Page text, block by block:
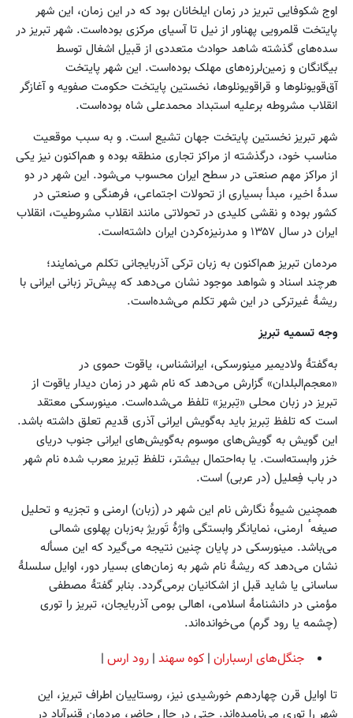
اوج شکوفایی تبریز در زمان ایلخانان بود که در این زمان، این شهر
پایتخت قلمرویی پهناور از نیل تا آسیای مرکزی بوده‌است. شهر تبریز در
سده‌های گذشته شاهد حوادث متعددی از قبیل اشغال توسط
بیگانگان و زمین‌لرزه‌های مهلک بوده‌است. این شهر پایتخت
آق‌قویونلوها و قراقویونلوها، نخستین پایتخت حکومت صفویه و آغازگر
انقلاب مشروطه برعلیه استبداد محمدعلی شاه بوده‌است.
شهر تبریز نخستین پایتخت جهان تشیع است. و به سبب موقعیت
مناسب خود، درگذشته از مراکز تجاری منطقه بوده و هم‌اکنون نیز یکی
از مراکز مهم صنعتی در سطح ایران محسوب می‌شود. این شهر در دو
سدهٔ اخیر، مبدأ بسیاری از تحولات اجتماعی، فرهنگی و صنعتی در
کشور بوده و نقشی کلیدی در تحولاتی مانند انقلاب مشروطیت، انقلاب
ایران در سال ۱۳۵۷ و مدرنیزه‌کردن ایران داشته‌است.
مردمان تبریز هم‌اکنون به زبان ترکی آذربایجانی تکلم می‌نمایند؛
هرچند اسناد و شواهد موجود نشان می‌دهد که پیش‌تر زبانی ایرانی با
ریشهٔ غیرترکی در این شهر تکلم می‌شده‌است.
وجه تسمیه تبریز
به‌گفتهٔ ولادیمیر مینورسکی، ایرانشناس، یاقوت حموی در
«معجم‌البلدان» گزارش می‌دهد که نام شهر در زمان دیدار یاقوت از
تبریز در زبان محلی «تِبریز» تلفظ می‌شده‌است. مینورسکی معتقد
است که تلفظ تِبریز باید به‌گویش ایرانی آذری قدیم تعلق داشته باشد.
این گویش به گویش‌های موسوم به‌گویش‌های ایرانی جنوب دریای
خزر وابسته‌است. یا به‌احتمال بیشتر، تلفظ تِبریز معرب شده نام شهر
در باب فِعلیل (در عربی) است.
همچنین شیوهٔ نگارش نام این شهر در (زبان) ارمنی و تجزیه و تحلیل
صیغه ٔ ارمنی، نمایانگر وابستگی واژهٔ تَوریژ به‌زبان پهلوی شمالی
می‌باشد. مینورسکی در پایان چنین نتیجه می‌گیرد که این مسأله
نشان می‌دهد که ریشهٔ نام شهر به زمان‌های بسیار دور، اوایل سلسلهٔ
ساسانی یا شاید قبل از اشکانیان برمی‌گردد. بنابر گفتهٔ مصطفی
مؤمنی در دانشنامهٔ اسلامی، اهالی بومی آذربایجان، تبریز را توری
(چشمه یا رود گرم) می‌خوانده‌اند.
جنگل‌های ارسباران | کوه سهند | رود ارس |
تا اوایل قرن چهاردهم خورشیدی نیز، روستاییان اطراف تبریز، این
شهر را توری می‌نامیده‌اند. حتی در حال حاضر، مردمان قنبرآباد در